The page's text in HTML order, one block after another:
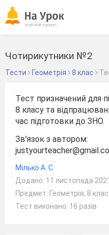
Чотирикутники №2
Тести Геометрія 8 клас
Тест призначений для
8 класу та
час підготовки до ЗНО.
Зв'язок з автором:
Мілько А. С.
Додано: 11 листопада 2021
Предмет: Геометрія, 8 клас
Тест виконано: 16 разів